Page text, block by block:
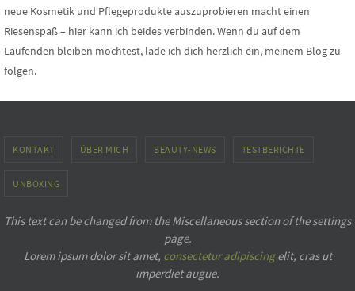
neue Kosmetik und Pflegeprodukte auszuprobieren macht einen
Riesenspaß – hier kann ich beides verbinden. Wenn du auf dem
Laufenden bleiben möchtest, lade ich dich herzlich ein, meinem Blog zu
folgen.
KONTAKT ÜBER MICH BEAUTY-NEWS TESTBERICHTE
UNBOXING
This text can be changed from the Miscellaneous section of the settings
page.
Lorem ipsumdolor sit amet, consectetur adipiscingelit, cras ut
imperdiet augue.